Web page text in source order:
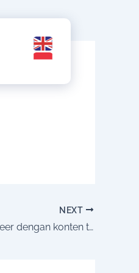
NEXT
Bagaimana cara kami agar dapat direct peer dengan konten tersebut?